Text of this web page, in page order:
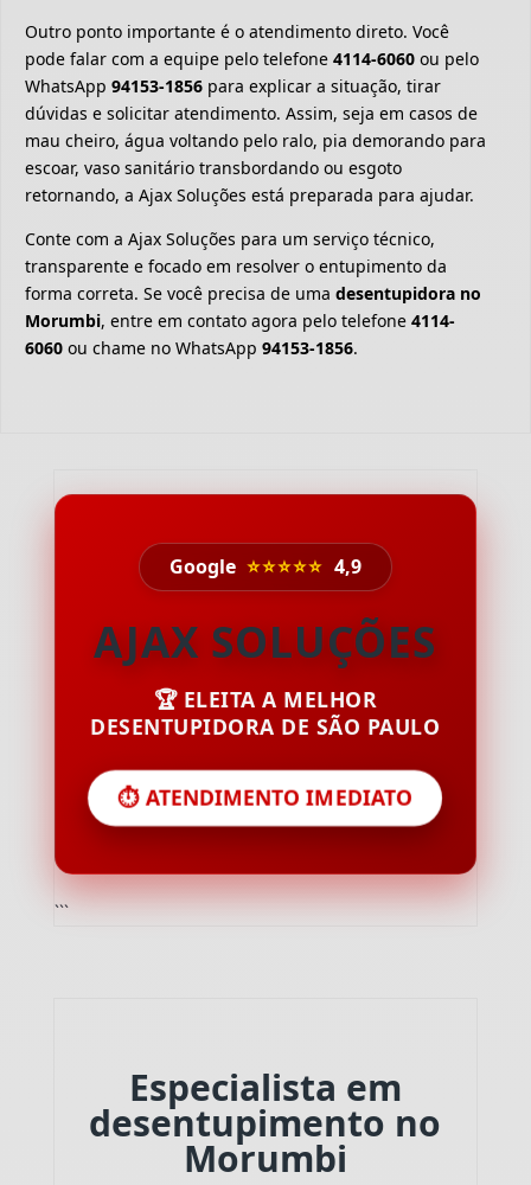
Outro ponto importante é o atendimento direto. Você
pode falar com a equipe pelo telefone 4114-6060 ou pelo
WhatsApp 94153-1856 para explicar a situação, tirar
dúvidas e solicitar atendimento. Assim, seja em casos de
mau cheiro, água voltando pelo ralo, pia demorando para
escoar, vaso sanitário transbordando ou esgoto
retornando, a Ajax Soluções está preparada para ajudar.
Conte com a Ajax Soluções para um serviço técnico,
transparente e focado em resolver o entupimento da
forma correta. Se você precisa de uma desentupidora no
Morumbi, entre em contato agora pelo telefone 4114-
6060 ou chame no WhatsApp 94153-1856.
Google ⭐⭐⭐⭐⭐ 4,9
AJAX SOLUÇÕES
🏆 ELEITA A MELHOR
DESENTUPIDORA DE SÃO PAULO
⏱️ ATENDIMENTO IMEDIATO
```
Especialista em
desentupimento no
Morumbi